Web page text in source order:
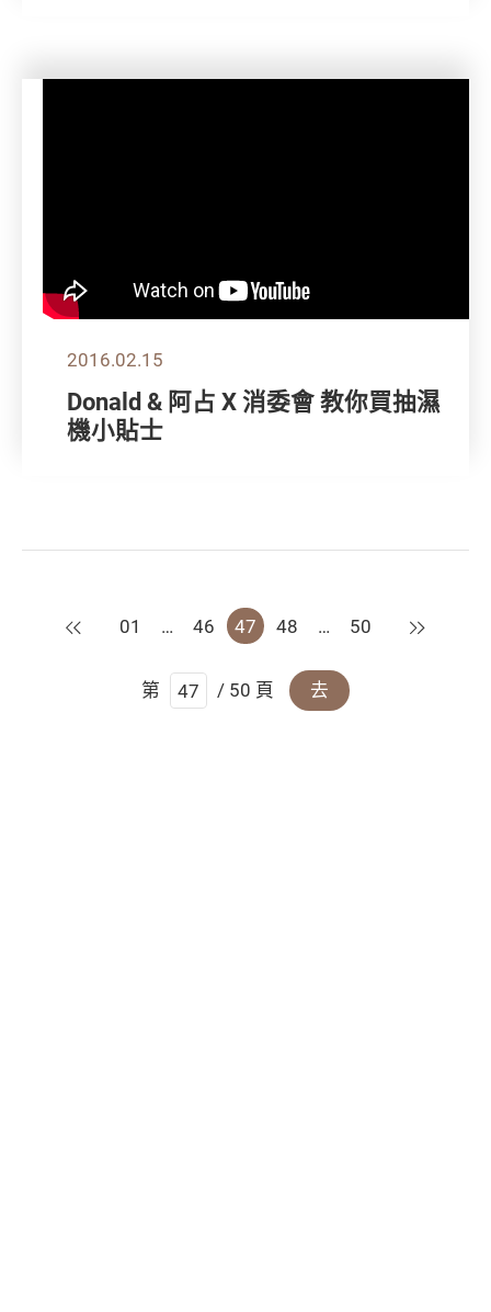
2016.02.15
Donald & 阿占 X 消委會 教你買抽濕
機小貼士
上一頁
01 … 46 47 48 … 50 下一頁
第 / 50 頁 去